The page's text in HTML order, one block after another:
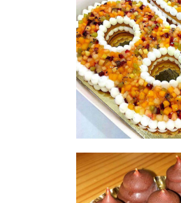
פריך עם מלא פירות
נוספים